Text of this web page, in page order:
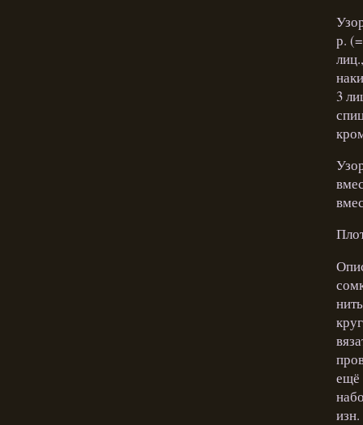
р.
3
ещё